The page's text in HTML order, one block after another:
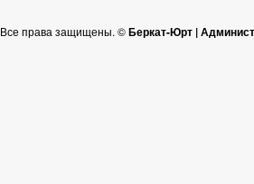
Все права защищены. ©Беркат-Юрт |